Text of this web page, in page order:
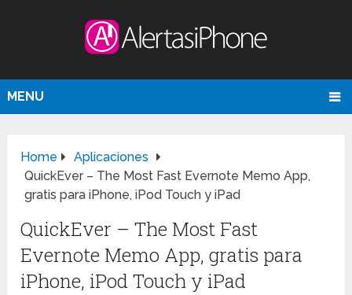
MENU
Home
Aplicaciones
QuickEver – The Most Fast Evernote Memo App,
gratis para iPhone, iPod Touch y iPad
QuickEver – The Most Fast
Evernote Memo App, gratis para
iPhone, iPod Touch y iPad